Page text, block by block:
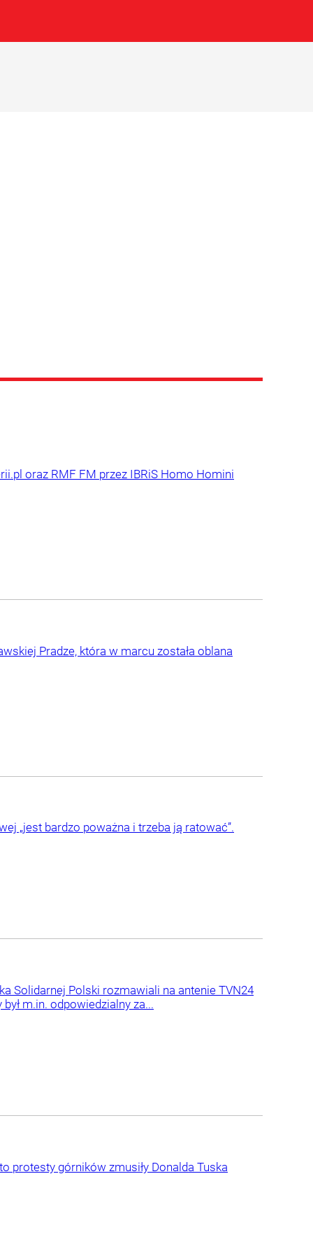
oraz RMF FM przez IBRiS Homo Homini
Pradze, która w marcu została oblana
„jest bardzo poważna i trzeba ją ratować”.
Solidarnej Polski rozmawiali na antenie TVN24
m.in. odpowiedzialny za...
protesty górników zmusiły Donalda Tuska